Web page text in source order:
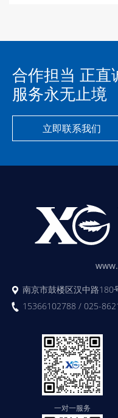
合作担当 正直
服务永无止境
立即联系我们
南京市鼓楼区汉中路180
15366102788 / 025-
一对一服务